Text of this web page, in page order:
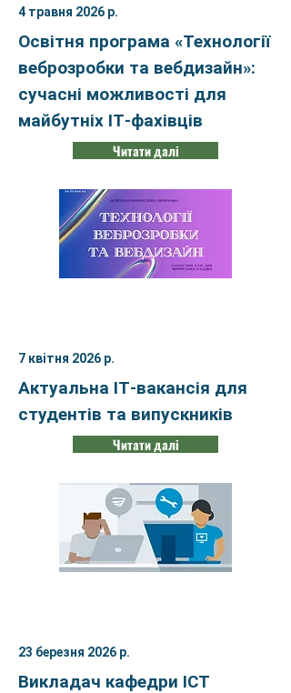
4 травня 2026 р.
Освітня програма «Технології
веброзробки та вебдизайн»:
сучасні можливості для
майбутніх ІТ-фахівців
Читати далі
7 квітня 2026 р.
Актуальна ІТ-вакансія для
студентів та випускників
Читати далі
23 березня 2026 р.
Викладач кафедри ІСТ